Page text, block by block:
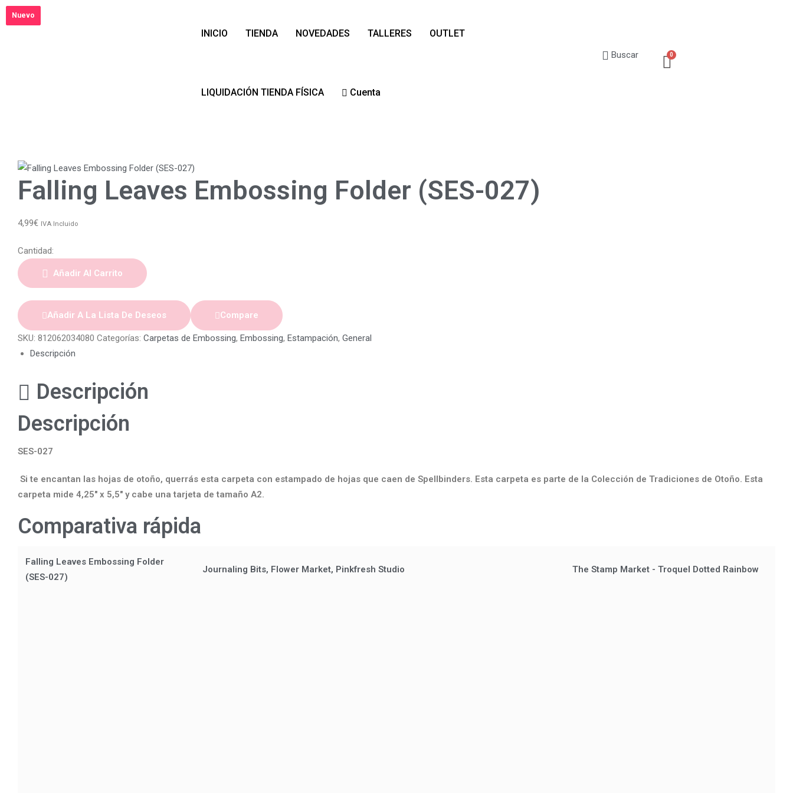
INICIO TIENDA NOVEDADES TALLERES OUTLET
LIQUIDACIÓN TIENDA FÍSICA Cuenta
Buscar
Falling Leaves Embossing Folder (SES-027)
4,99€ IVA Incluido
Cantidad:
Añadir Al Carrito
Añadir A La Lista De Deseos Compare
SKU: 812062034080 Categorías: Carpetas de Embossing, Embossing, Estampación, General
Descripción
Descripción
Descripción
SES-027
Si te encantan las hojas de otoño, querrás esta carpeta con estampado de hojas que caen de Spellbinders. Esta carpeta es parte de la Colección de Tradiciones de Otoño. Esta
carpeta mide 4,25″ x 5,5″ y cabe una tarjeta de tamaño A2.
Comparativa rápida
Falling Leaves Embossing Folder
(SES-027)
Journaling Bits, Flower Market, Pinkfresh Studio The Stamp Market - Troquel Dotted Rainbow
Nuevo
Nuevo